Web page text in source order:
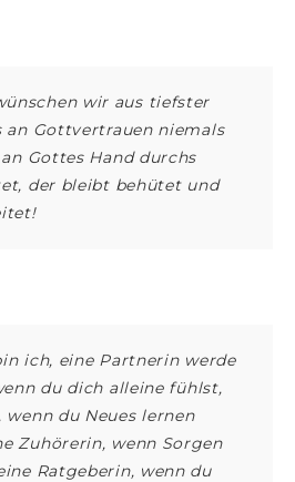
wir aus tiefster
an Gottvertrauen niemals
Gottes Hand durchs
der bleibt behütet und
ich, eine Partnerin werde
du dich alleine fühlst,
wenn du Neues lernen
Zuhörerin, wenn Sorgen
Ratgeberin, wenn du